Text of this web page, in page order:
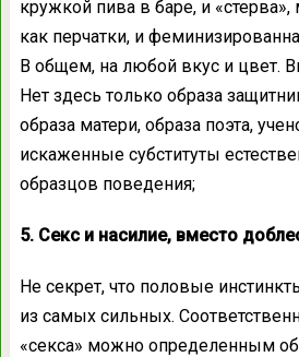
кружкой пива в баре, и
как перчатки, и
В общем, на любой вкус и цвет.
Нет здесь только образа
образа матери, образа поэта,
искаженные субституты
образцов поведения;
5. Секс и насилие, вместо
Не секрет, что половые
из самых сильных.
«секса» можно определенным